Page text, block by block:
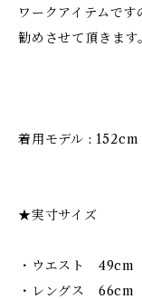
ワークアイテムで
勧めさせて頂きます。
着用モデル : 152cm
★実寸サイズ
・ウエスト 49cm
・レングス 66cm